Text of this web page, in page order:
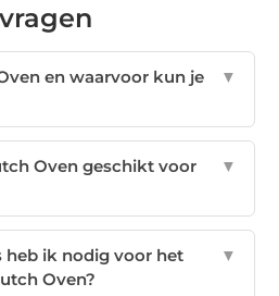
en waarvoor kun je
▼
Oven geschikt voor
▼
heb ik nodig voor het
Oven?
▼